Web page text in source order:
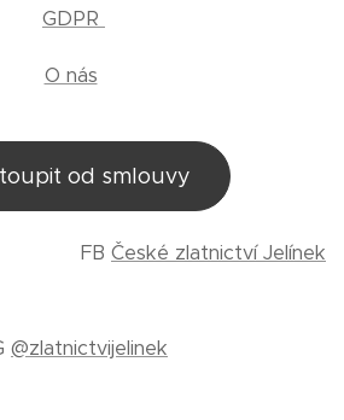
GDPR
O nás
od smlouvy
FB České zlatnictví Jelínek
@zlatnictvijelinek